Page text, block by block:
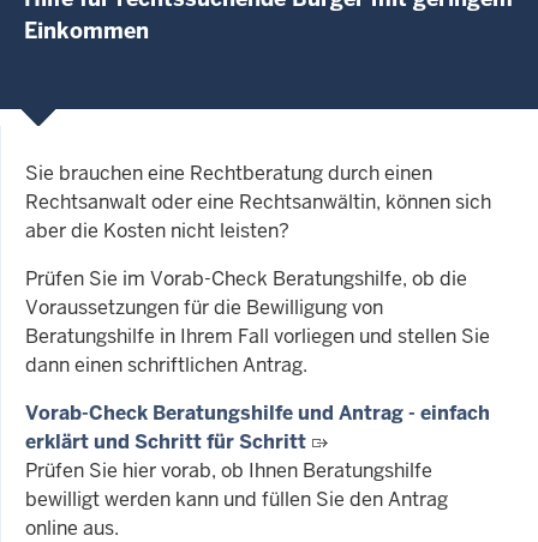
Einkommen
Sie brauchen eine Rechtberatung durch einen
Rechtsanwalt oder eine Rechtsanwältin, können sich
aber die Kosten nicht leisten?
Prüfen Sie im Vorab-Check Beratungshilfe, ob die
Voraussetzungen für die Bewilligung von
Beratungshilfe in Ihrem Fall vorliegen und stellen Sie
dann einen schriftlichen Antrag.
Vorab-Check Beratungshilfe und Antrag - einfach
erklärt und Schritt für Schritt
Prüfen Sie hier vorab, ob Ihnen Beratungshilfe
bewilligt werden kann und füllen Sie den Antrag
online aus.